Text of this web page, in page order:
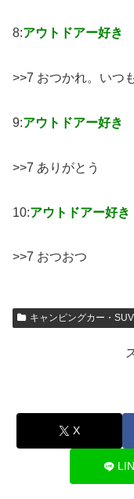
8:アウトドアー好き
>>7 おつかれ。いつ
9:アウトドアー好き
>>7 ありがとう
10:アウトドアー好き
>>7 おつおつ
キャンピングカー・
X